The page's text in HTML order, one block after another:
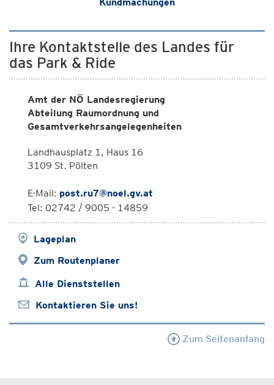
Ihre Kontaktstelle des Landes für
das Park & Ride
Amt der NÖ Landesregierung
Abteilung Raumordnung und
Gesamtverkehrsangelegenheiten
Landhausplatz 1, Haus 16
3109 St. Pölten
E-Mail: post.ru7@noel.gv.at
Tel: 02742 / 9005 - 14859
Lageplan
Zum Routenplaner
Alle Dienststellen
Kontaktieren Sie uns!
Zum Seitenanfang